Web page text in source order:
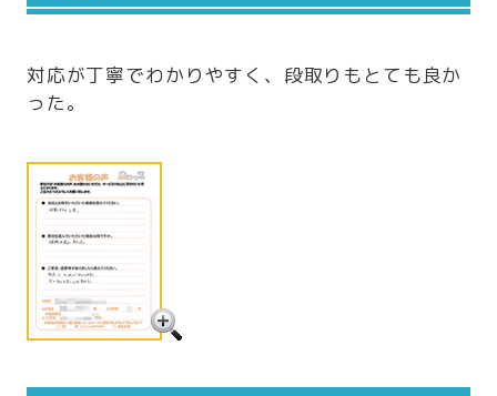
対応が丁寧でわかりやすく、段取りもとても良か
った。